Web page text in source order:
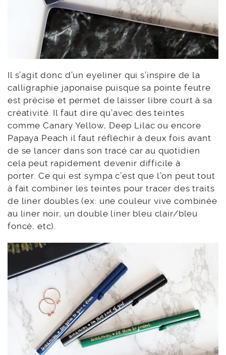
Il s’agit donc d’un eyeliner qui s’inspire de la
calligraphie japonaise puisque sa pointe feutre
est précise et permet de laisser libre court à sa
créativité. Il faut dire qu’avec des teintes
comme Canary Yellow, Deep Lilac ou encore
Papaya Peach il faut réfléchir à deux fois avant
de se lancer dans son tracé car au quotidien
cela peut rapidement devenir difficile à
porter. Ce qui est sympa c’est que l’on peut tout
à fait combiner les teintes pour tracer des traits
de liner doubles (ex: une couleur vive combinée
au liner noir, un double liner bleu clair/bleu
foncé, etc).